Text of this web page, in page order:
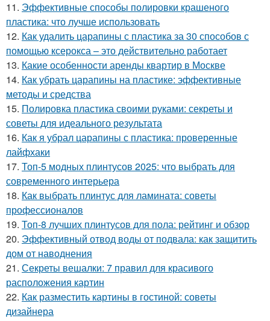
11. Эффективные способы полировки крашеного
пластика: что лучше использовать
12. Как удалить царапины с пластика за 30 способов с
помощью ксерокса – это действительно работает
13. Какие особенности аренды квартир в Москве
14. Как убрать царапины на пластике: эффективные
методы и средства
15. Полировка пластика своими руками: секреты и
советы для идеального результата
16. Как я убрал царапины с пластика: проверенные
лайфхаки
17. Топ-5 модных плинтусов 2025: что выбрать для
современного интерьера
18. Как выбрать плинтус для ламината: советы
профессионалов
19. Топ-8 лучших плинтусов для пола: рейтинг и обзор
20. Эффективный отвод воды от подвала: как защитить
дом от наводнения
21. Секреты вешалки: 7 правил для красивого
расположения картин
22. Как разместить картины в гостиной: советы
дизайнера